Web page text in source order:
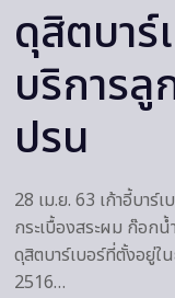
ดุสิตบาร์
บริการ
ปรน
28 เม.ย. 63 เก้าอี้บาร์
กระเบื้องสระผม ก๊อกน้
ดุสิตบาร์เบอร์ที่ตั้งอยู่ใ
2516…